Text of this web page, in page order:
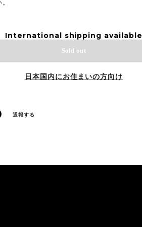
International shipping available
Sold out
日本国内にお住まいの方向け
通報する